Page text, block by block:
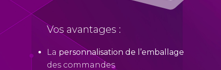
Vos avantages :
La personnalisation de l’emballage
des commandes